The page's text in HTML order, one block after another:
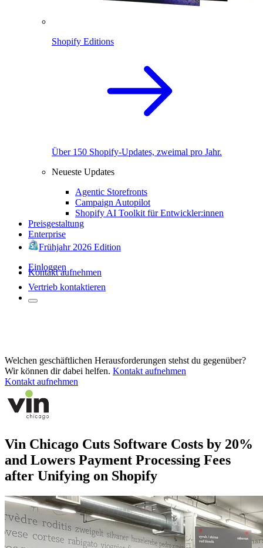
Shopify Editions
Über 150 Shopify-Updates, zweimal pro Jahr.
Neueste Updates
Agentic Storefronts
Campaign Autopilot
Shopify AI Toolkit für Entwickler:innen
Preisgestaltung
Enterprise
Frühjahr 2026 Edition
Einloggen
Kontakt aufnehmen
Vertrieb kontaktieren
Welchen geschäftlichen Herausforderungen stehst du gegenüber?
Wir können dir dabei helfen. Kontakt aufnehmen
Kontakt aufnehmen
Vin Chicago Cuts Software Costs by 20%
and Lowers Payment Processing Fees
after Unifying on Shopify